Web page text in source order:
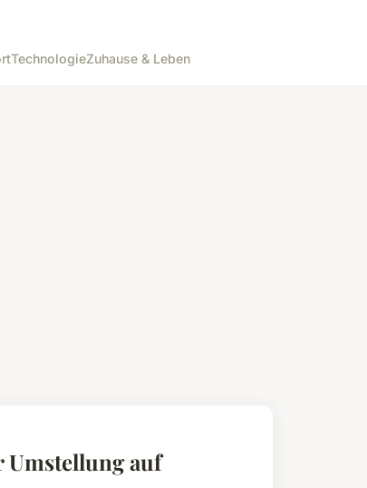
TechnologieZuhause & Leben
Umstellung auf